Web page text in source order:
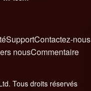
SupportContactez-nous
nousCommentaire
Tous droits réservés